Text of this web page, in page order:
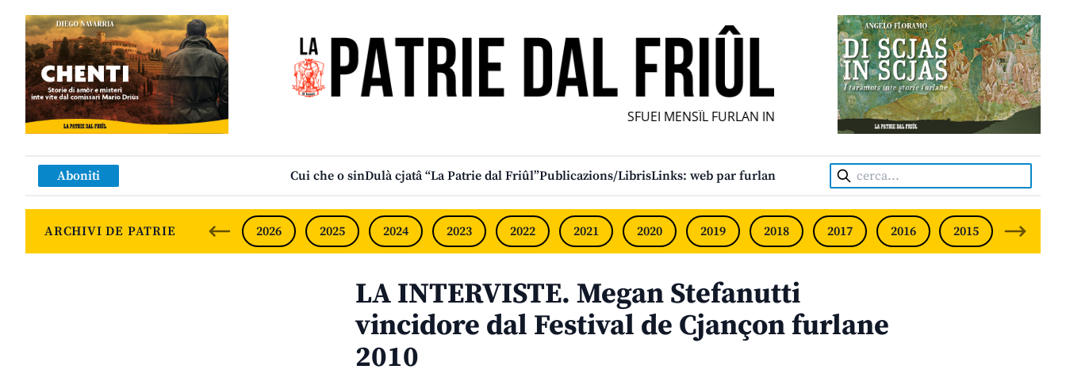
SFUEI MENSÎL FURLAN INDIPENDENT • INDEPENDENT FRIULIAN MONTHLY
Aboniti Cui che o sinDulà cjatâ “La Patrie dal Friûl”Publicazions/LibrisLinks: web par furlan Cerca:
ARCHIVI DE PATRIE 2026 2025 2024 2023 2022 2021 2020 2019 2018 2017 2016 2015 2014
LA INTERVISTE. Megan Stefanutti
vincidore dal Festival de Cjançon furlane
2010